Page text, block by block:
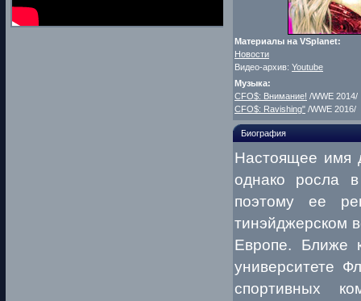
Материалы на VSplanet:
Новости
Видео-архив: Youtube
Музыка:
CFO$: Внимание! /WWE 2014/
CFO$: Ravishing" /WWE 2016/
Биография
Настоящее имя
однако росла
поэтому ее
тинэйджерском
Европе. Ближе
университете
спортивных